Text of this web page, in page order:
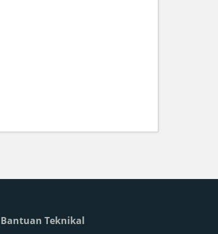
Bantuan Teknikal